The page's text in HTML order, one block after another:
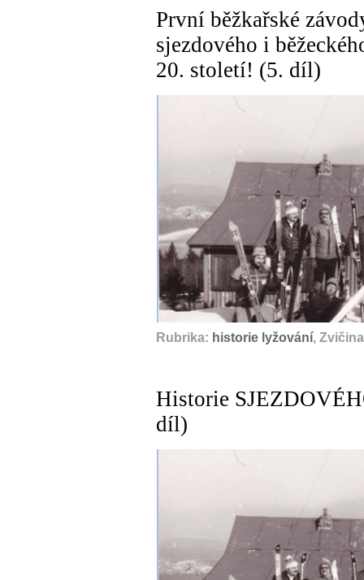
První běžkařské
sjezdového i
20. století! (5. díl)
Rubrika: historie lyžování,
Historie
díl)